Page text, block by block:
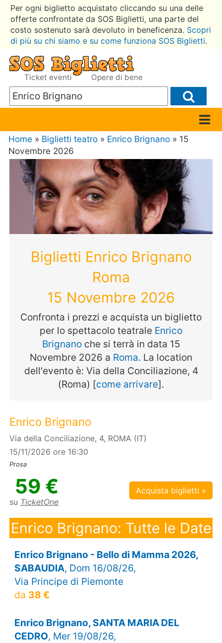
Per ogni biglietto acquistato cliccando su una delle
offerte confrontate da SOS Biglietti, una parte del
costo sostenuto sarà devoluto in beneficenza. Scopri
di più su chi siamo e su come funziona SOS Biglietti.
Ticket eventi Opere di bene
Home » Biglietti teatro » Enrico Brignano » 15
Novembre 2026
Biglietti Enrico Brignano
Roma
15 Novembre 2026
Confronta i prezzi e acquista un biglietto
per lo spettacolo teatrale Enrico
Brignanoche si terrà in data 15
Novembre 2026 a Roma. La location
dell'evento è: Via della Conciliazione, 4
(Roma) [come arrivare].
Enrico Brignano
Via della Conciliazione, 4, ROMA (IT)
15/11/2026 ore 16:30
Prosa
59 €
su TicketOne
Acquista biglietti »
Enrico Brignano: Tutte le Date
Enrico Brignano - Bello di Mamma 2026,
SABAUDIA, Dom 16/08/26,
Via Principe di Piemonte
da 38 €
Enrico Brignano, SANTA MARIA DEL
CEDRO, Mer 19/08/26,